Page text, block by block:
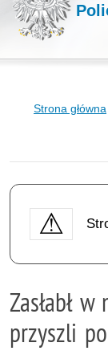
Strona główna
Zasłabł
przyszli